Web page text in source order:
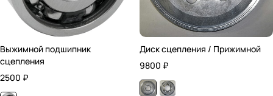
Выжимной подшипник
сцепления
2500 ₽
Диск сцепления / Прижимной
9800 ₽